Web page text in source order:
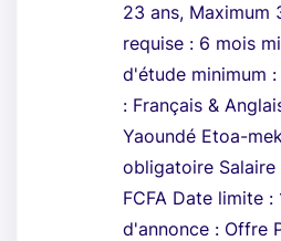
23 ans, Maximum
requise : 6 mois
d'étude minimum
: Français &
Yaoundé Etoa-
obligatoire Salaire
FCFA Date limite :
d'annonce : Offre